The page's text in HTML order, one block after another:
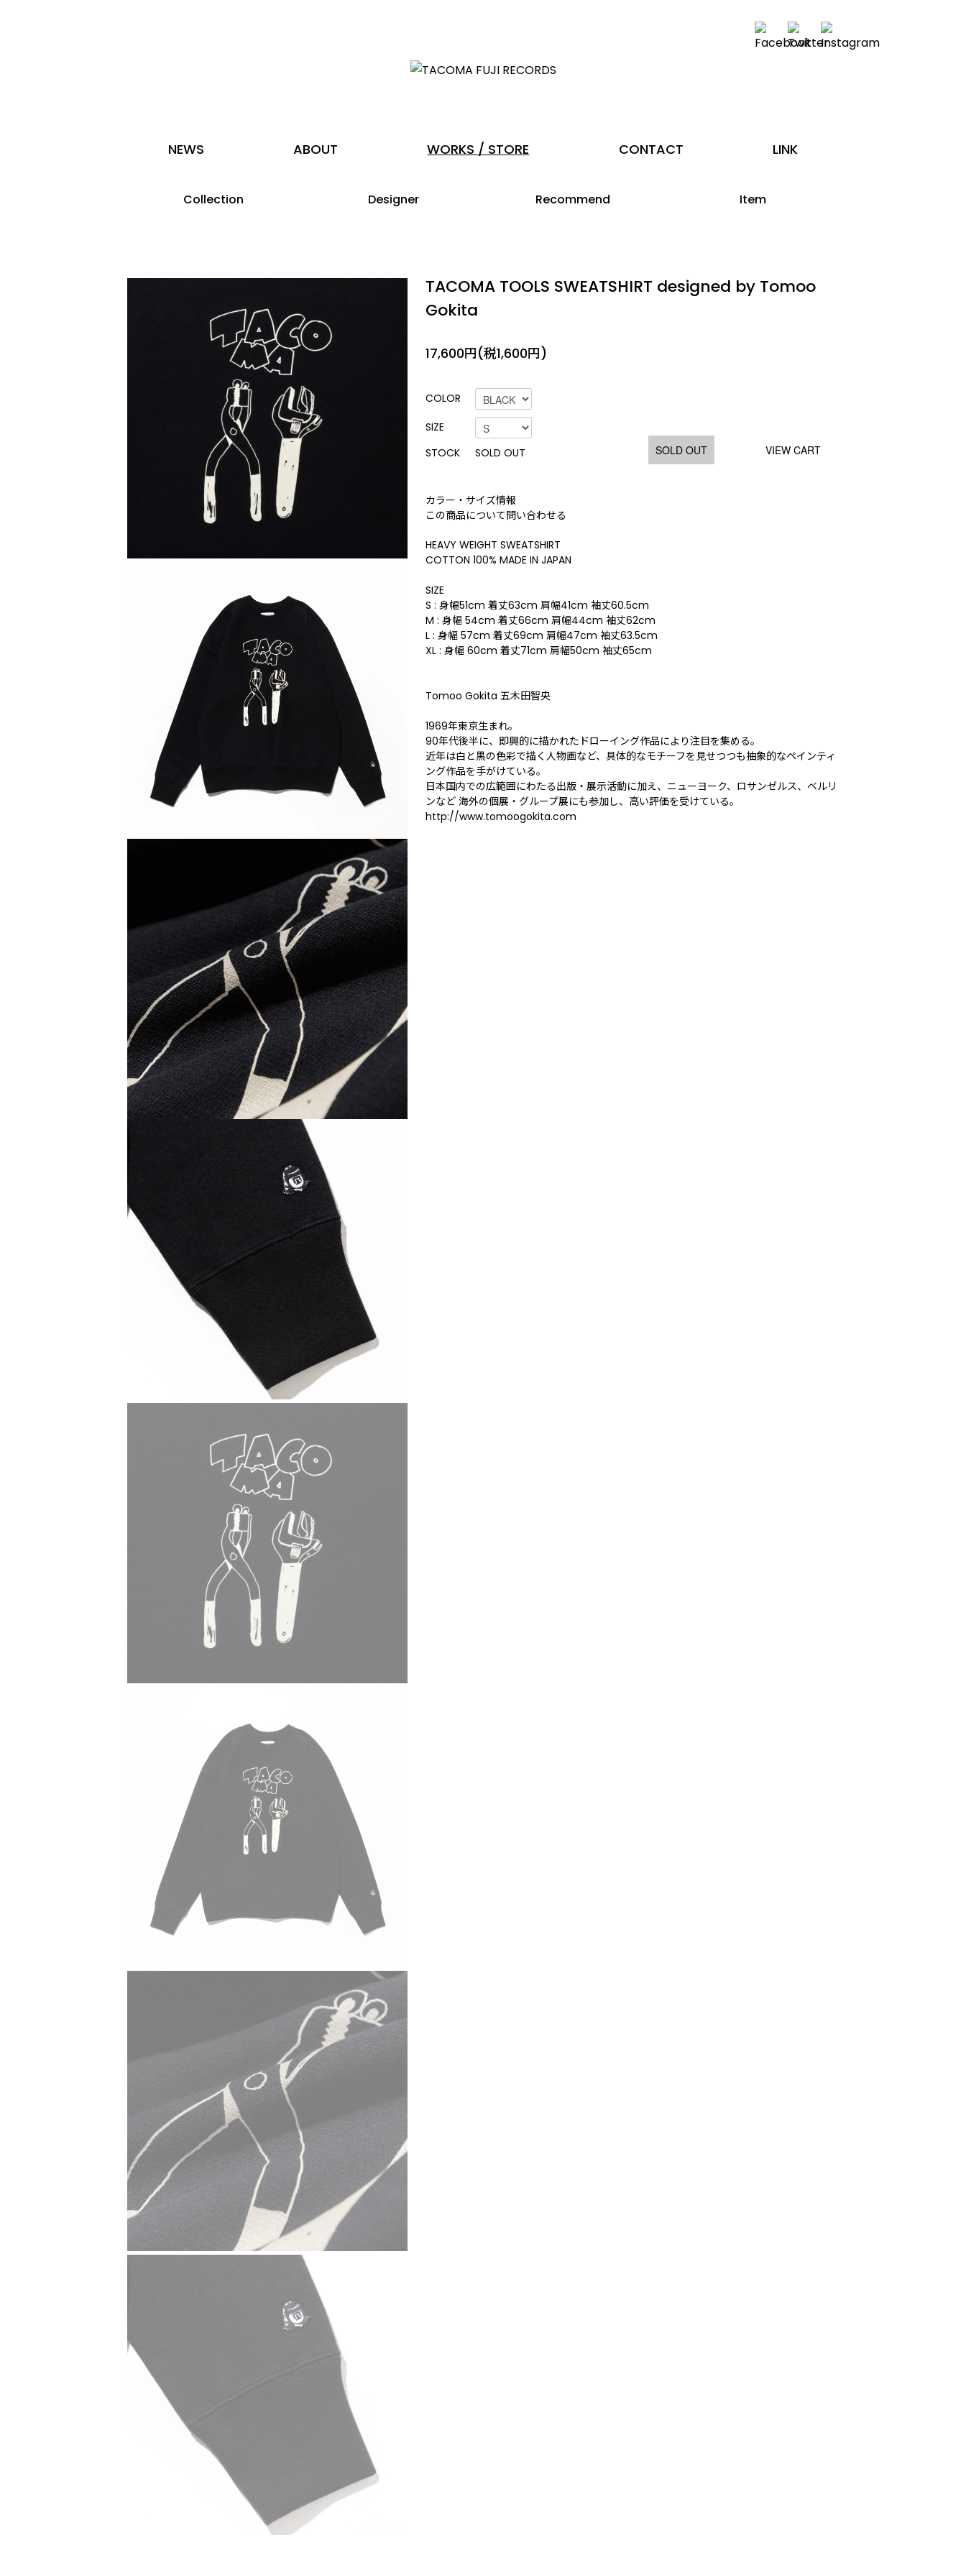
NEWS ABOUT WORKS / STORE CONTACT LINK
Collection Designer Recommend Item
TACOMA TOOLS SWEATSHIRT designed by Tomoo
Gokita
17,600円(税1,600円)
COLOR
SIZE
STOCK
SOLD OUT SOLD OUT VIEW CART
カラー・サイズ情報
この商品について問い合わせる
HEAVY WEIGHT SWEATSHIRT
COTTON 100% MADE IN JAPAN
SIZE
S : 身幅51cm 着丈63cm 肩幅41cm 袖丈60.5cm
M : 身幅 54cm 着丈66cm 肩幅44cm 袖丈62cm
L : 身幅 57cm 着丈69cm 肩幅47cm 袖丈63.5cm
XL : 身幅 60cm 着丈71cm 肩幅50cm 袖丈65cm
Tomoo Gokita 五木田智央
1969年東京生まれ。
90年代後半に、即興的に描かれたドローイング作品により注目を集める。
近年は白と黒の色彩で描く人物画など、具体的なモチーフを見せつつも抽象的なペインティ
ング作品を手がけている。
日本国内での広範囲にわたる出版・展示活動に加え、ニューヨーク、ロサンゼルス、ベルリ
ンなど 海外の個展・グループ展にも参加し、高い評価を受けている。
http://www.tomoogokita.com